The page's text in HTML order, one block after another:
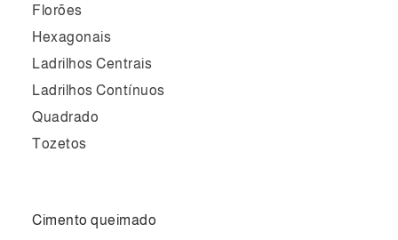
Florões
Hexagonais
Ladrilhos Centrais
Ladrilhos Contínuos
Quadrado
Tozetos
Cimento queimado